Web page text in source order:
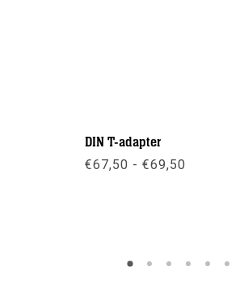
DIN T-adapter
€67,50 - €69,50